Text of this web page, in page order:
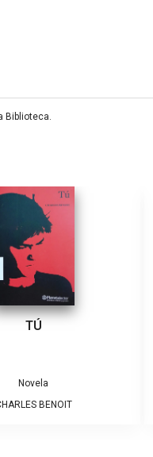
Biblioteca.
TÚ
Novela
BENOIT